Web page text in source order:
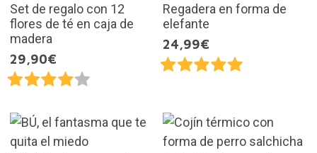
Set de regalo con 12
flores de té en caja de
madera
29,90€
Regadera en forma de
elefante
24,99€